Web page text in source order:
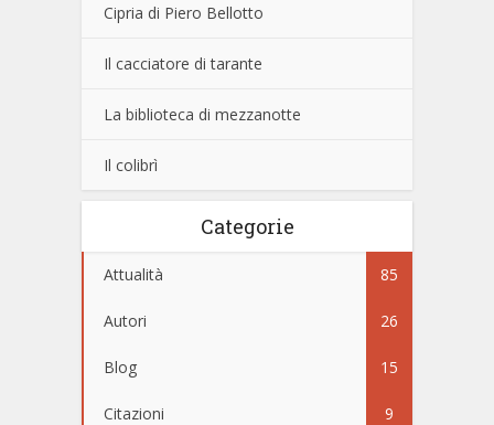
Cipria di Piero Bellotto
Il cacciatore di tarante
La biblioteca di mezzanotte
Il colibrì
Categorie
Attualità 85
Autori 26
Blog 15
Citazioni 9